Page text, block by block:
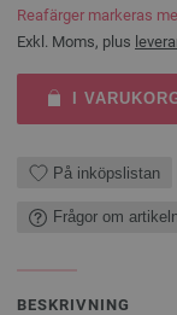
Reafärger markeras
Exkl. Moms, plus
I
På inköpslistan
Frågor om
BESKRIVNING